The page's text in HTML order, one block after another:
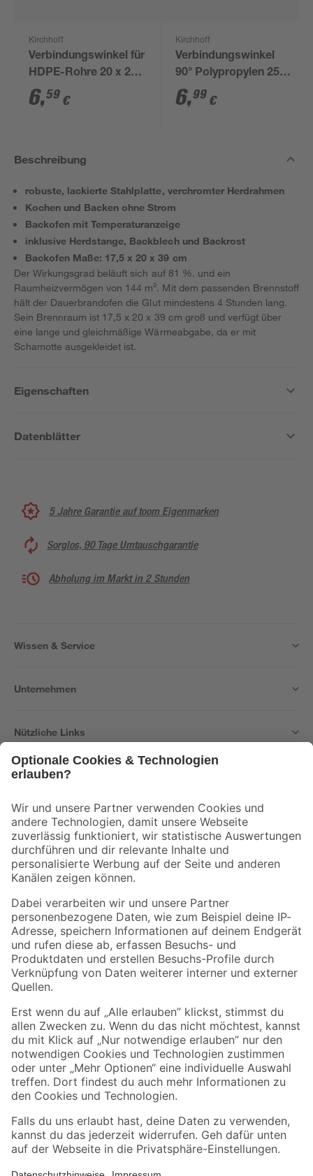
Kirchhoff
Verbindungswinkel für
HDPE-Rohre 20 x 20
mm
6,59 €
Kirchhoff
Verbindungswinkel
90° Polypropylen 25 x
25 mm
6,99 €
Beschreibung
robuste, lackierte Stahlplatte, verchromter Herdrahmen
Kochen und Backen ohne Strom
Backofen mit Temperaturanzeige
inklusive Herdstange, Backblech und Backrost
Backofen Maße: 17,5 x 20 x 39 cm
Der Wirkungsgrad beläuft sich auf 81 %. und ein
Raumheizvermögen von 144 m³. Mit dem passenden Brennstoff
hält der Dauerbrandofen die Glut mindestens 4 Stunden lang.
Sein Brennraum ist 17,5 x 20 x 39 cm groß und verfügt über
eine lange und gleichmäßige Wärmeabgabe, da er mit
Schamotte ausgekleidet ist.
Eigenschaften
Datenblätter
5 Jahre Garantie auf toom Eigenmarken
Sorglos, 90 Tage Umtauschgarantie
Abholung im Markt in 2 Stunden
Wissen & Service
Unternehmen
Nützliche Links
Der toom Newsletter: Keine Angebote und Aktionen mehr verpassen!
Zur Newsletter Anmeldung
Folge uns
Zahlungsarten Versandarten
Sicher einkaufen
Jetzt die toom-App herunterladen
Alle Preisangaben in EUR inkl. gesetzl. MwSt.. Die dargestellten Angebote sind unter
Umständen nicht in allen Märkten verfügbar. Die angegebenen Verfügbarkeiten beziehen
Produkte nur solange der Vorrat reicht.